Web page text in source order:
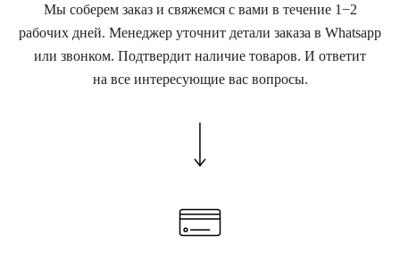
Мы соберем заказ и свяжемся с вами в течение 1−2
рабочих дней. Менеджер уточнит детали заказа в Whatsapp
или звонком. Подтвердит наличие товаров. И ответит
на все интересующие вас вопросы.